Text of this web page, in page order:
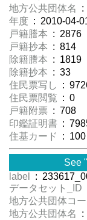
地方公共団体名
:
年度 : 2010-04-
戸籍謄本 : 2876
戸籍抄本 : 814
除籍謄本 : 1819
除籍抄本 : 33
住民票写し
:
住民票閲覧 : 0
戸籍附票 : 708
印鑑証明書 :
住基カード
: 100
See
label
:
データセット_ID
地方公共団体コ
地方公共団体名
: